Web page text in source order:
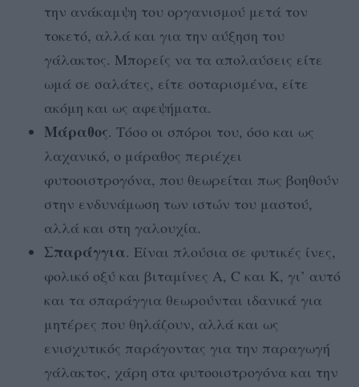
την ανάκαμψη του οργανισμού μετά τον
τοκετό, αλλά και για την αύξηση του
γάλακτος. Μπορείς να τα απολαύσεις είτε
ωμά σε σαλάτες, είτε σοταρισμένα, είτε
ακόμη και ως αφεψήματα.
Μάραθος. Τόσο οι σπόροι του, όσο και ως
λαχανικό, ο μάραθος περιέχει
φυτοοιστρογόνα, που θεωρείται πως βοηθούν
στην ενδυνάμωση των ιστών του μαστού,
αλλά και στη γαλουχία.
Σπαράγγια. Είναι πλούσια σε φυτικές ίνες,
φολικό οξύ και βιταμίνες A, C και K, γι’ αυτό
και τα σπαράγγια θεωρούνται ιδανικά για
μητέρες που θηλάζουν, αλλά και ως
ενισχυτικός παράγοντας για την παραγωγή
γάλακτος, χάρη στα φυτοοιστρογόνα και την